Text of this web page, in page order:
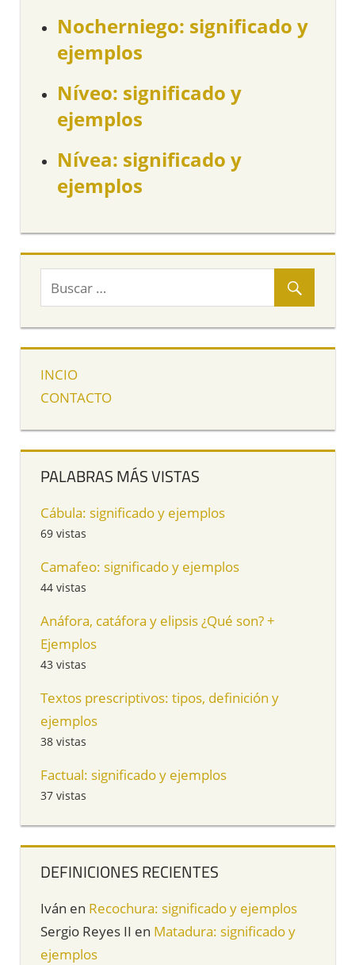
Nocherniego: significado y
ejemplos
Níveo: significado y
ejemplos
Nívea: significado y
ejemplos
INCIO
CONTACTO
PALABRAS MÁS VISTAS
Cábula: significado y ejemplos
69 vistas
Camafeo: significado y ejemplos
44 vistas
Anáfora, catáfora y elipsis ¿Qué son? +
Ejemplos
43 vistas
Textos prescriptivos: tipos, definición y
ejemplos
38 vistas
Factual: significado y ejemplos
37 vistas
DEFINICIONES RECIENTES
Iván en Recochura: significado y ejemplos
Sergio Reyes II en Matadura: significado y
ejemplos